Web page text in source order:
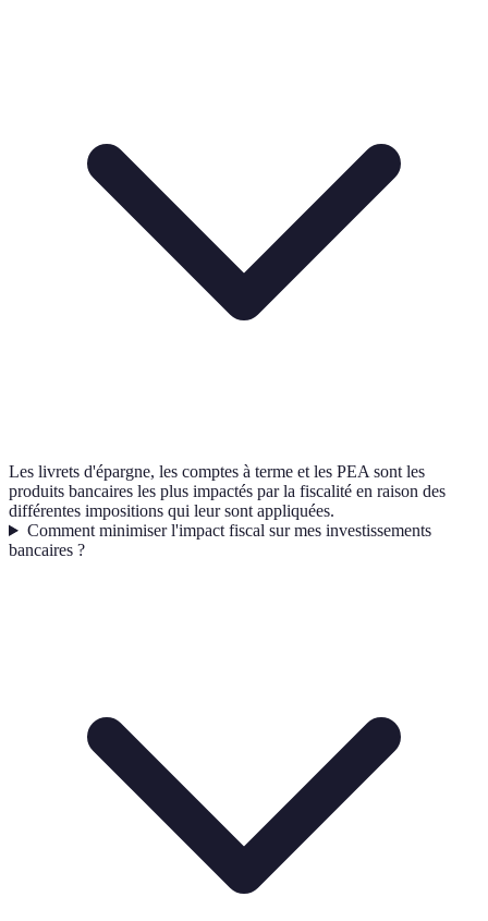
Les livrets d'épargne, les comptes à terme et les PEA sont les
produits bancaires les plus impactés par la fiscalité en raison des
différentes impositions qui leur sont appliquées.
Comment minimiser l'impact fiscal sur mes investissements
bancaires ?